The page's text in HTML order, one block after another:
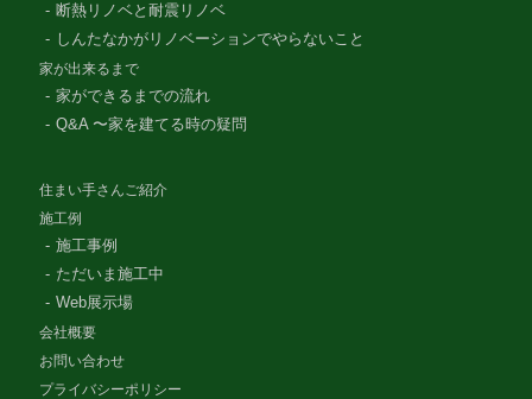
断熱リノベと耐震リノベ
しんたなかがリノベーションでやらないこと
家が出来るまで
家ができるまでの流れ
Q&A 〜家を建てる時の疑問
住まい手さんご紹介
施工例
施工事例
ただいま施工中
Web展示場
会社概要
お問い合わせ
プライバシーポリシー